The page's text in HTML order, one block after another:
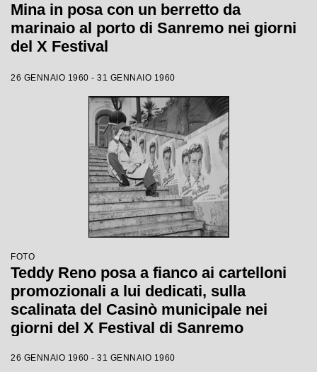
Mina in posa con un berretto da
marinaio al porto di Sanremo nei giorni
del X Festival
26 GENNAIO 1960 - 31 GENNAIO 1960
FOTO
Teddy Reno posa a fianco ai cartelloni
promozionali a lui dedicati, sulla
scalinata del Casinò municipale nei
giorni del X Festival di Sanremo
26 GENNAIO 1960 - 31 GENNAIO 1960